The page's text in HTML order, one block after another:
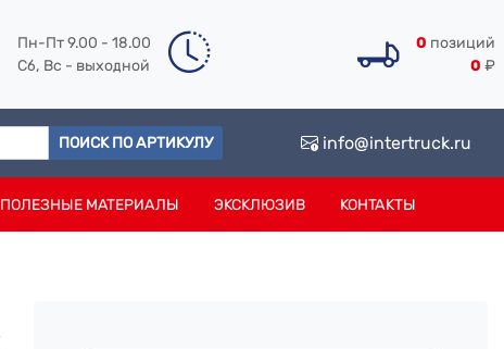
Пн-Пт 9.00 - 18.00
Сб, Вс - выходной
0 позиций
0 ₽
ПОИСК ПО АРТИКУЛУ info@intertruck.ru
ПОЛЕЗНЫЕ МАТЕРИАЛЫ ЭКСКЛЮЗИВ КОНТАКТЫ